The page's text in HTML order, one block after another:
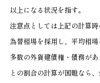
以上になる状況を指す。
注意点としては上記の計算
為替相場を採用し、平均相場
多数の外貨建債権・債務が
との割合の計算が困難なら